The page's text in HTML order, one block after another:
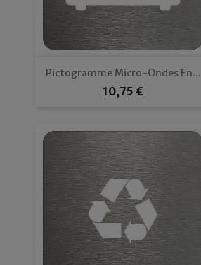
Pictogramme Micro-Ondes En...
Prix
10,75 €